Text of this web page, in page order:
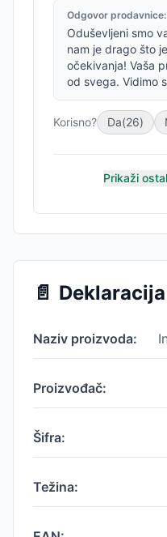
Odgovor prodavnice:
Oduševljeni smo
nam je drago što
očekivanja! Vaša
od svega. Vidimo
Korisno? Da(26)
Prikaži
📄 Deklaracija
Naziv proizvoda:
Proizvođač:
Šifra:
Težina: